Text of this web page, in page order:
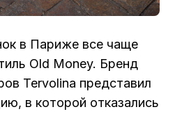
в Париже все чаще
Old Money. Бренд
Tervolina представил
в которой отказались